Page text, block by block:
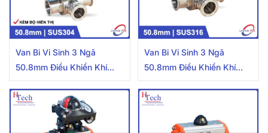
Van Bi Vi Sinh 3 Ngã
50.8mm Điều Khiển Khí
Clamp Kèm Bộ Hiển Thị
Van Bi Vi Sinh 3 Ngã
50.8mm Điều Khiển Khí
Clamp